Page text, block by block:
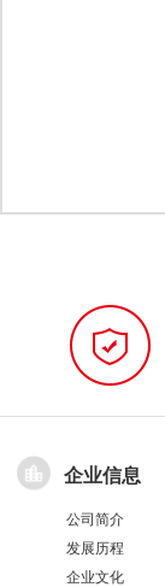
企业信息
公司简介
发展历程
企业文化